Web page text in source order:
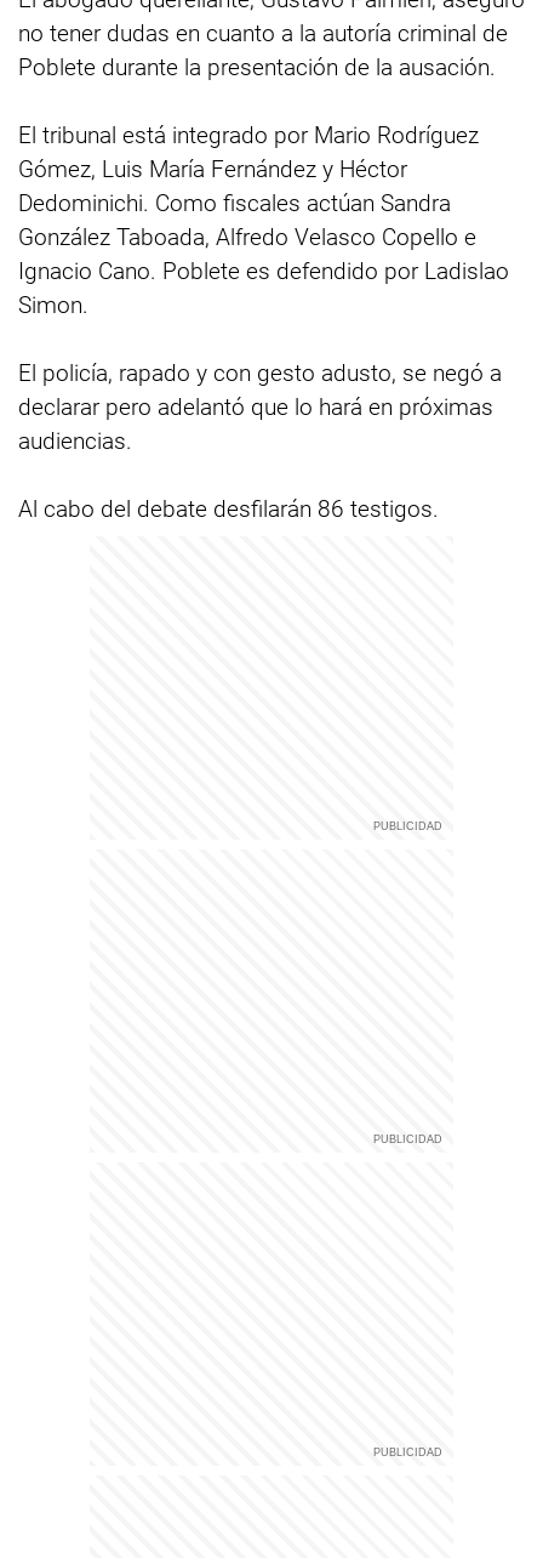
no tener dudas en cuanto a la autoría criminal de
Poblete durante la presentación de la ausación.
El tribunal está integrado por Mario Rodríguez
Gómez, Luis María Fernández y Héctor
Dedominichi. Como fiscales actúan Sandra
González Taboada, Alfredo Velasco Copello e
Ignacio Cano. Poblete es defendido por Ladislao
Simon.
El policía, rapado y con gesto adusto, se negó a
declarar pero adelantó que lo hará en próximas
audiencias.
Al cabo del debate desfilarán 86 testigos.